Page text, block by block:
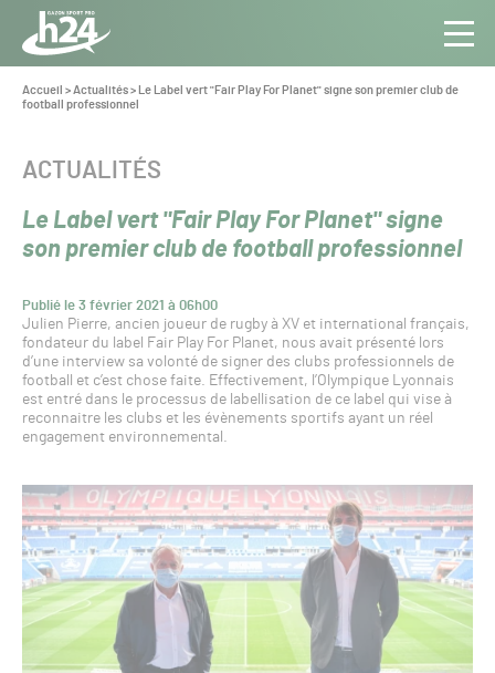
Panneau de gestion des cookies
Aller au contenu
Toute
l’info
du Gazon
Vous
êtes
Accueil >Actualités>
Le Label vert "Fair Play For Planet" signe son premier club de
football professionnel
Le Label vert "Fair Play For Planet" signe
son premier club de football professionnel
Publié le 3 février 2021 à 06h00
CATÉGORIE :
ACTUALITÉS
Julien Pierre, ancien joueur de rugby à XV et international français,
fondateur du label Fair Play For Planet, nous avait présenté lors
d’une interview sa volonté de signer des clubs professionnels de
football et c’est chose faite. Effectivement, l’Olympique Lyonnais
est entré dans le processus de labellisation de ce label qui vise à
reconnaitre les clubs et les évènements sportifs ayant un réel
engagement environnemental.